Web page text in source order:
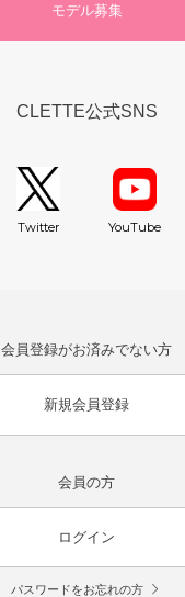
モデル募集
CLETTE公式SNS
Twitter YouTube
会員登録がお済みでない方
新規会員登録
会員の方
ログイン
パスワードをお忘れの方